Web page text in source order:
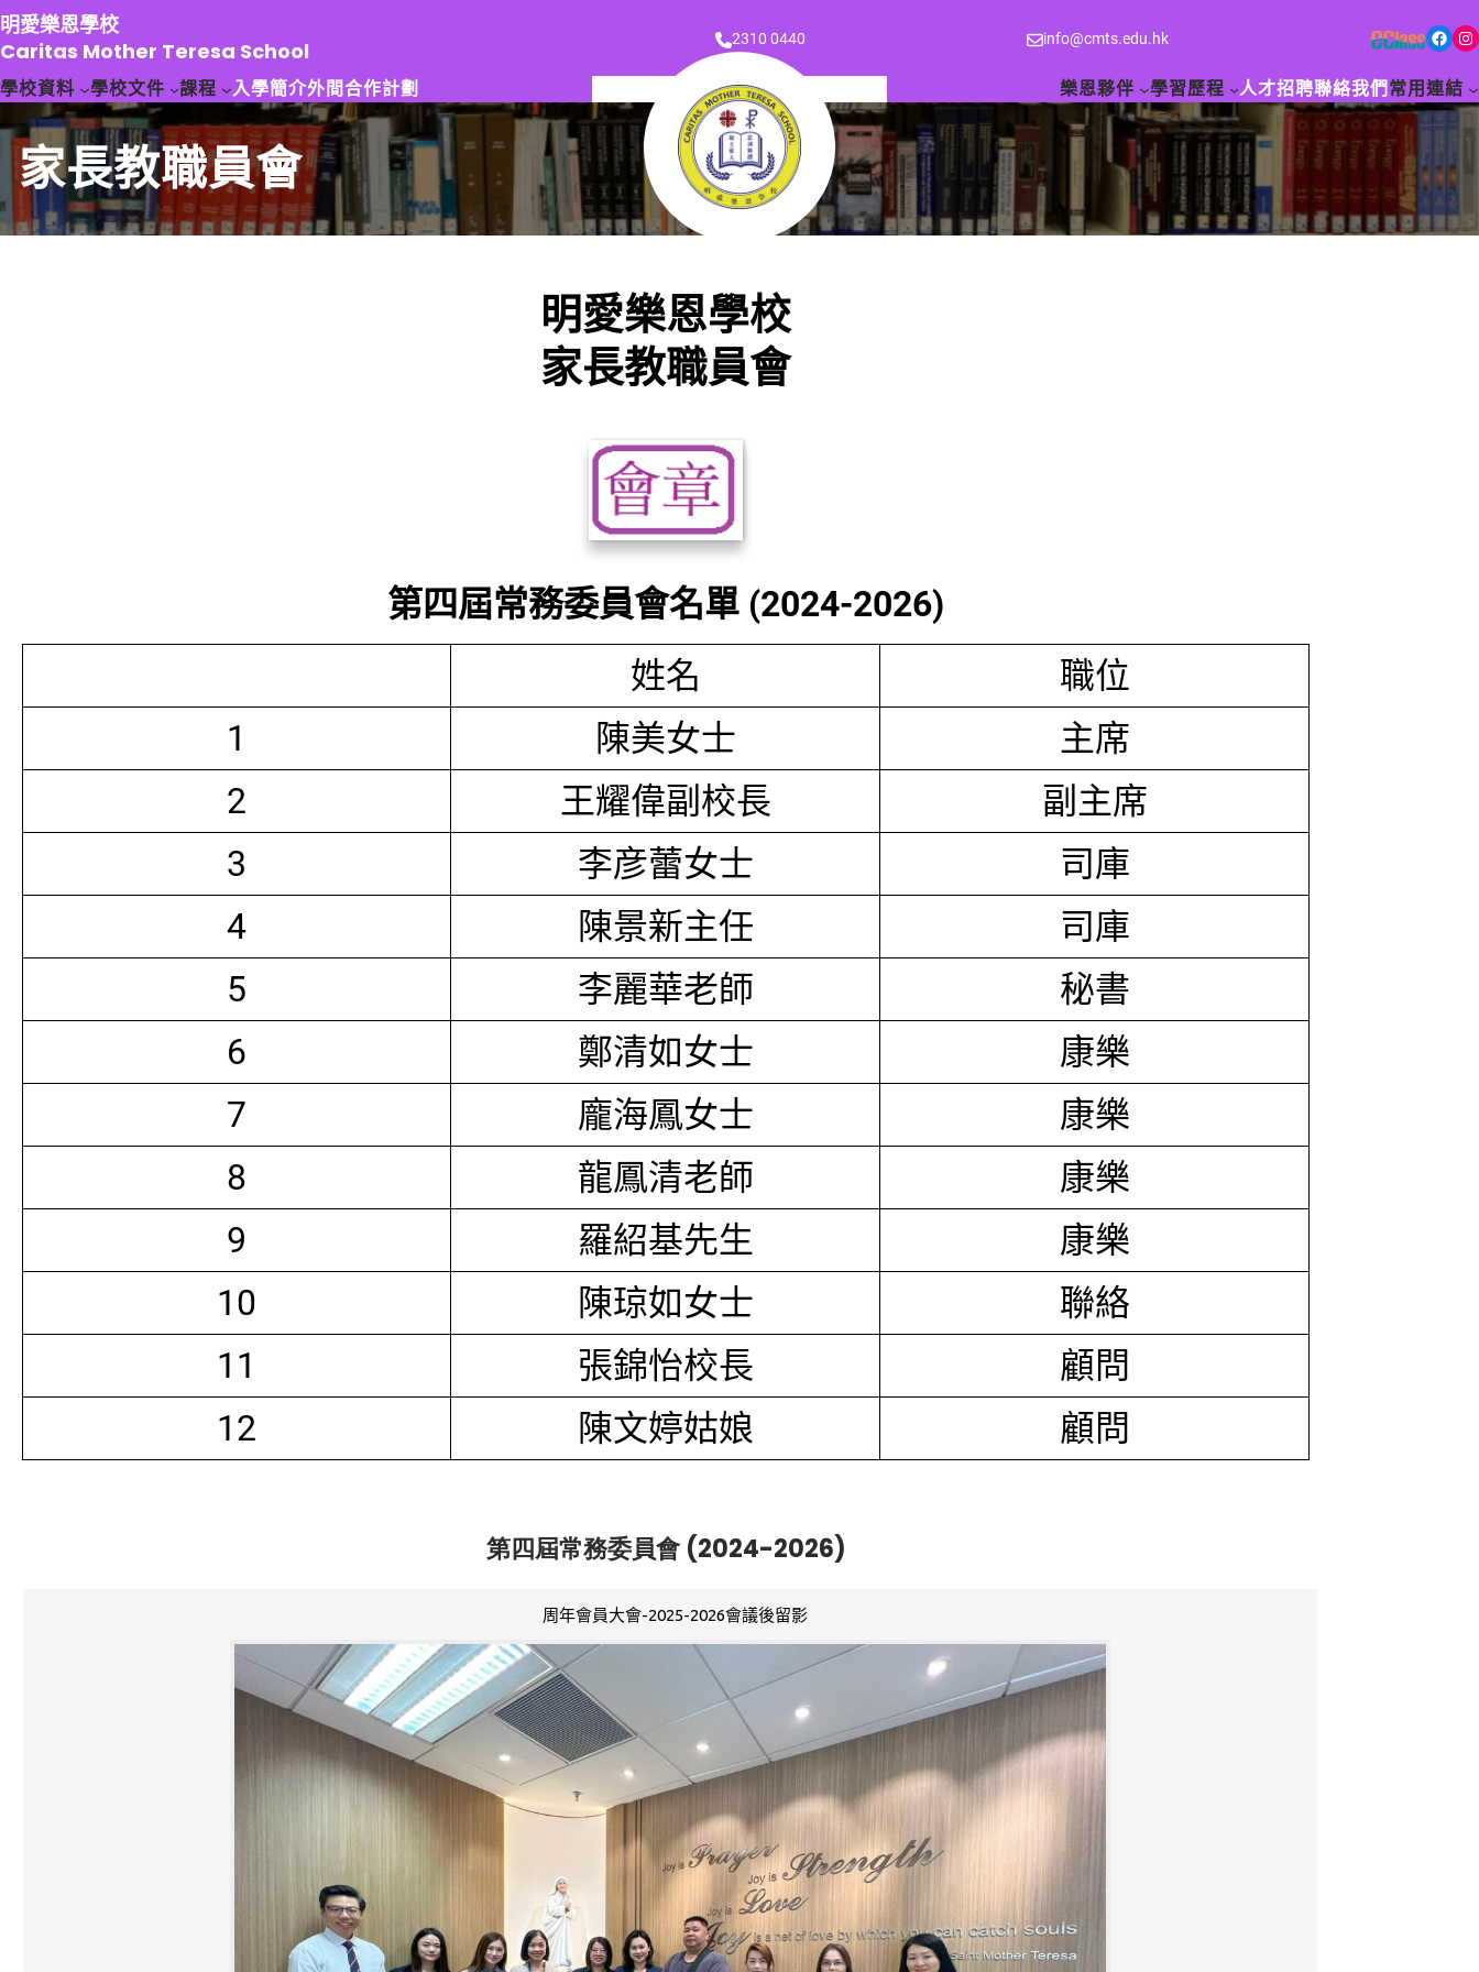
跳
至
主
要
容
明愛樂恩學校
Caritas Mother Teresa School
2310 0440 info@cmts.edu.hk Facebook Instagram
學校資料 學校文件 課程 入學簡介外間合作計劃 樂恩夥伴 學習歷程 人才招聘聯絡我們 常用連結
家長教職員會
明愛樂恩學校
家長教職員會
第四屆常務委員會名單 (2024-2026)
姓名
職位
1
陳美女士
主席
2
王耀偉副校長
副主席
3
李彦蕾女士
司庫
4
陳景新主任
司庫
5
李麗華老師
秘書
6
鄭清如女士
康樂
7
龐海鳳女士
康樂
8
龍鳳清老師
康樂
9
羅紹基先生
康樂
10
陳琼如女士
聯絡
11
張錦怡校長
顧問
12
陳文婷姑娘 顧問
第四屆常務委員會 (2024-2026)
周年會員大會-2025-2026會議後留影